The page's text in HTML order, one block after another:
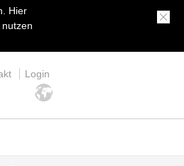
Hier
Login